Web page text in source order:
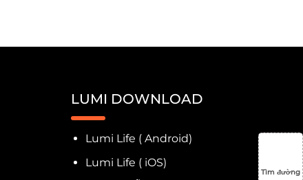
LUMI DOWNLOAD
Lumi Life ( Android)
Lumi Life ( iOS)
Tìm đường